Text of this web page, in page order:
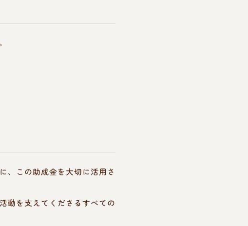
、この助成金を大切に活用さ
動を支えてくださるすべての